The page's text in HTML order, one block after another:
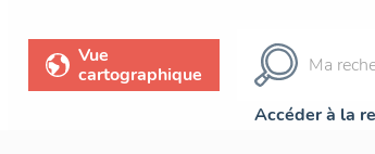
Vue
cartographique
Accéder à la